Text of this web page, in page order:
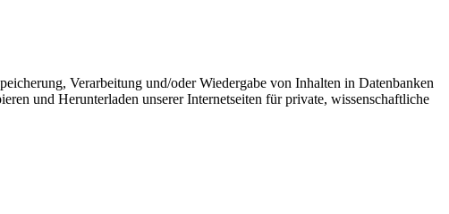
Verarbeitung und/oder Wiedergabe von Inhalten in Datenbanken
und Herunterladen unserer Internetseiten für private, wissenschaftliche